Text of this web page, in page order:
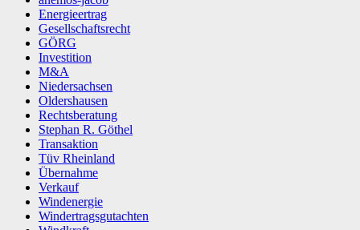
Energieertrag
Gesellschaftsrecht
GÖRG
Investition
M&A
Niedersachsen
Oldershausen
Rechtsberatung
Stephan R. Göthel
Transaktion
Tüv Rheinland
Übernahme
Verkauf
Windenergie
Windertragsgutachten